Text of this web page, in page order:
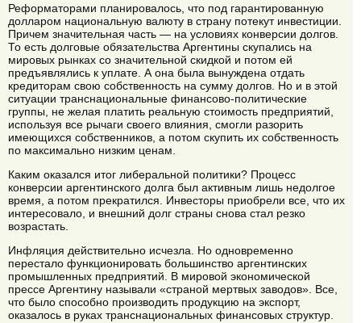
Реформаторами планировалось, что под гарантированную
долларом национальную валюту в страну потекут инвестиции.
Причем значительная часть — на условиях конверсии долгов.
То есть долговые обязательства Аргентины скупались на
мировых рынках со значительной скидкой и потом ей
предъявлялись к уплате. А она была вынуждена отдать
кредиторам свою собственность на сумму долгов. Но и в этой
ситуации транснациональные финансово-политические
группы, не желая платить реальную стоимость предприятий,
используя все рычаги своего влияния, смогли разорить
имеющихся собственников, а потом скупить их собственность
по максимально низким ценам.
Каким оказался итог либеральной политики? Процесс
конверсии аргентинского долга был активным лишь недолгое
время, а потом прекратился. Инвесторы приобрели все, что их
интересовало, и внешний долг страны снова стал резко
возрастать.
Инфляция действительно исчезла. Но одновременно
перестало функционировать большинство аргентинских
промышленных предприятий. В мировой экономической
прессе Аргентину называли «страной мертвых заводов». Все,
что было способно производить продукцию на экспорт,
оказалось в руках транснациональных финансовых структур.